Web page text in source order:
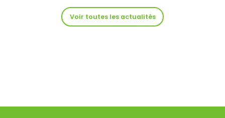
Voir toutes les actualités